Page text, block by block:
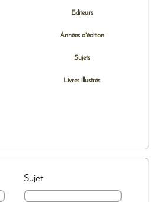
Editeurs
Années d'édition
Sujets
Livres illustrés
Sujet